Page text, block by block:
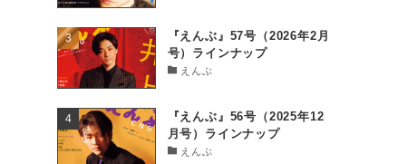
『えんぶ』57号（2026年2月
号）ラインナップ
えんぶ
『えんぶ』56号（2025年12
月号）ラインナップ
えんぶ